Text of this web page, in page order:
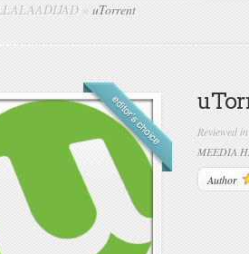
» uTorrent
Reviewed in
MEEDIA
Author